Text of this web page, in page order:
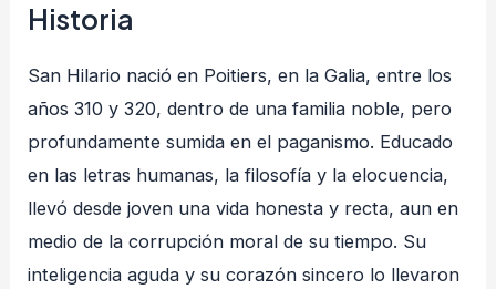
Historia
San Hilario nació en Poitiers, en la Galia, entre los
años 310 y 320, dentro de una familia noble, pero
profundamente sumida en el paganismo. Educado
en las letras humanas, la filosofía y la elocuencia,
llevó desde joven una vida honesta y recta, aun en
medio de la corrupción moral de su tiempo. Su
inteligencia aguda y su corazón sincero lo llevaron